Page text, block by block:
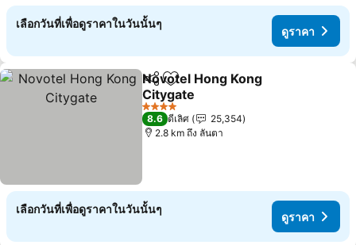
เลือกวันที่เพื่อดูราคาในวันนั้นๆ
ดูราคา
แชร์ เพิ่มในรายการโปรด
Novotel Hong Kong
Citygate
ดูราคา
4 ดาว
8.6 ดีเลิศ
25,354
2.8 km ถึง ลันตา
เลือกวันที่เพื่อดูราคาในวันนั้นๆ
ดูราคา